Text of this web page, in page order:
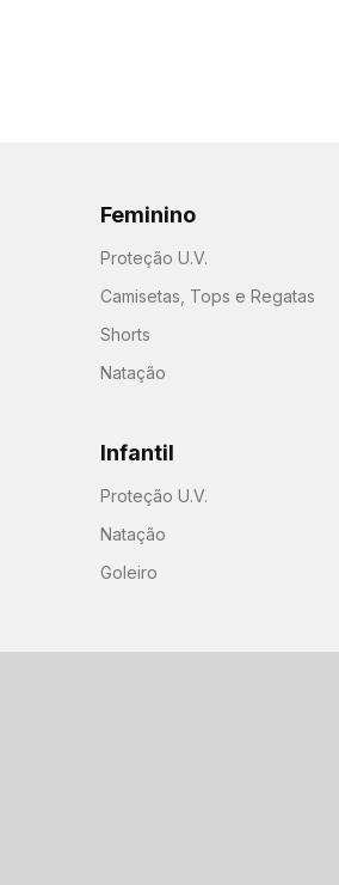
Feminino
Proteção U.V.
Camisetas, Tops e Regatas
Shorts
Natação
Infantil
Proteção U.V.
Natação
Goleiro